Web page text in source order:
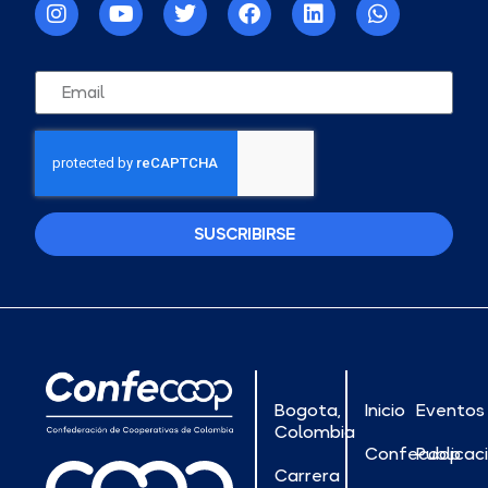
SUSCRIBIRSE
Bogota,
Colombia
Carrera
Inicio
Confecoop
Eventos